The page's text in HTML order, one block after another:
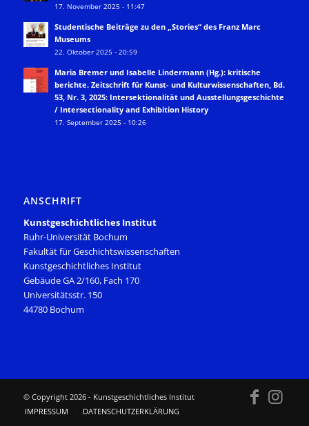
17. November 2025 - 11:47
Studentische Beiträge zu den „Stories“ des Franz Marc
Museums
22. Oktober 2025 - 20:59
Maria Bremer und Isabelle Lindermann (Hg.): kritische
berichte. Zeitschrift für Kunst- und Kulturwissenschaften, Bd.
53, Nr. 3, 2025: Intersektionalität und Ausstellungsgeschichte
/ Intersectionality and Exhibition History
17. September 2025 - 10:26
ANSCHRIFT
Kunstgeschichtliches Institut
Ruhr-Universität Bochum
Fakultät für Geschichtswissenschaften
Kunstgeschichtliches Institut
Gebäude GA 2/160, Fach 170
Universitätsstr. 150
44780 Bochum
© Copyright 2026 - Kunstgeschichtliches Institut
IMPRESSUM
DATENSCHUTZERKLÄRUNG